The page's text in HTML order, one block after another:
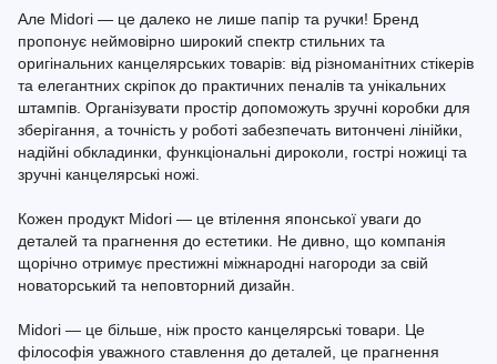
Але Midori — це далеко не лише папір та ручки! Бренд
пропонує неймовірно широкий спектр стильних та
оригінальних канцелярських товарів: від різноманітних стікерів
та елегантних скріпок до практичних пеналів та унікальних
штампів. Організувати простір допоможуть зручні коробки для
зберігання, а точність у роботі забезпечать витончені лінійки,
надійні обкладинки, функціональні дироколи, гострі ножиці та
зручні канцелярські ножі.
Кожен продукт Midori — це втілення японської уваги до
деталей та прагнення до естетики. Не дивно, що компанія
щорічно отримує престижні міжнародні нагороди за свій
новаторський та неповторний дизайн.
Midori — це більше, ніж просто канцелярські товари. Це
філософія уважного ставлення до деталей, це прагнення